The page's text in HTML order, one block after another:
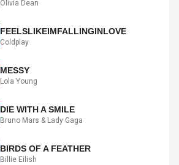
Olivia Dean
FEELSLIKEIMFALLINGINLOVE
Coldplay
MESSY
Lola Young
DIE WITH A SMILE
Bruno Mars & Lady Gaga
BIRDS OF A FEATHER
Billie Eilish